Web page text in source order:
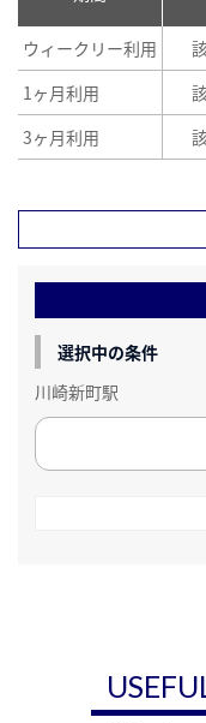
ウィークリー利用
1ヶ月利用
3ヶ月利用
選択中の条件
川崎新町駅